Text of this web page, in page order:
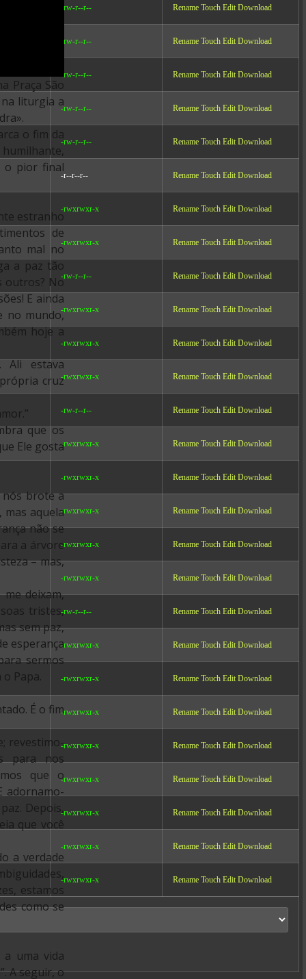
-rw-r--r-- Rename Touch Edit Download
-rw-r--r-- Rename Touch Edit Download
-rw-r--r-- Rename Touch Edit Download
-rw-r--r-- Rename Touch Edit Download
-rw-r--r-- Rename Touch Edit Download
-r--r--r-- Rename Touch Edit Download
-rwxrwxr-x Rename Touch Edit Download
-rwxrwxr-x Rename Touch Edit Download
-rw-r--r-- Rename Touch Edit Download
-rwxrwxr-x Rename Touch Edit Download
-rwxrwxr-x Rename Touch Edit Download
-rwxrwxr-x Rename Touch Edit Download
-rw-r--r-- Rename Touch Edit Download
-rwxrwxr-x Rename Touch Edit Download
-rwxrwxr-x Rename Touch Edit Download
-rwxrwxr-x Rename Touch Edit Download
-rwxrwxr-x Rename Touch Edit Download
-rwxrwxr-x Rename Touch Edit Download
-rw-r--r-- Rename Touch Edit Download
-rwxrwxr-x Rename Touch Edit Download
-rwxrwxr-x Rename Touch Edit Download
-rwxrwxr-x Rename Touch Edit Download
-rwxrwxr-x Rename Touch Edit Download
-rwxrwxr-x Rename Touch Edit Download
-rwxrwxr-x Rename Touch Edit Download
-rwxrwxr-x Rename Touch Edit Download
-rwxrwxr-x Rename Touch Edit Download
Praça São
liturgia a
o fim da
o pior final
estranho
de
mal no
a paz tão
outros? No
E ainda
no mundo,
hoje a
Ali estava
cruz
que os
Ele gosta
nós brote a
mas aquela
não se
a árvore
– mas,
deixam,
tristes,
sem paz,
esperança
sermos
Papa.
É o fim
revestimo-
para nos
que o
adornamo-
Depois,
que você
a verdade
estamos
como se
a uma vida
A seguir, o